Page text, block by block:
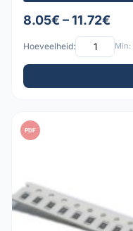
8.05€ – 11.72€
Hoeveelheid: Min:
PDF